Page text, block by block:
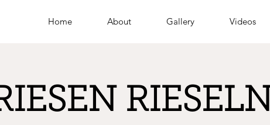
Home About Gallery Videos
RIESELN